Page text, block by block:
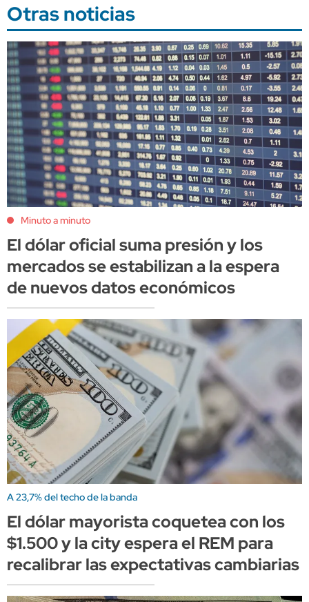
Otras noticias
Minuto a minuto
El dólar oficial suma presión y los
mercados se estabilizan a la espera
de nuevos datos económicos
A 23,7% del techo de la banda
El dólar mayorista coquetea con los
$1.500 y la city espera el REM para
recalibrar las expectativas cambiarias